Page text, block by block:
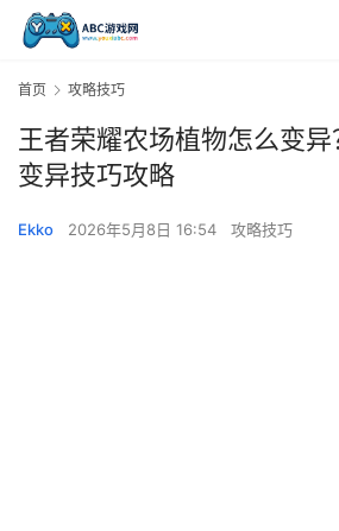
首页 攻略技巧
王者荣耀农场植物怎么变
变异技巧攻略
Ekko 2026年5月8日 16:54 攻略技巧